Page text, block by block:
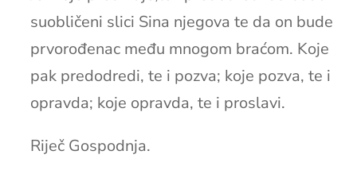
suobličeni slici Sina njegova te da on bude
prvorođenac među mnogom braćom. Koje
pak predodredi, te i pozva; koje pozva, te i
opravda; koje opravda, te i proslavi.
Riječ Gospodnja.